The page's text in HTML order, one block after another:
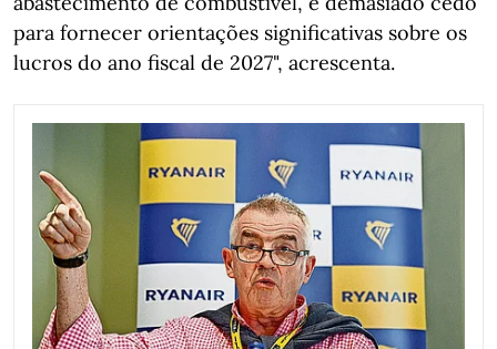
para fornecer orientações significativas sobre os
lucros do ano fiscal de 2027", acrescenta.